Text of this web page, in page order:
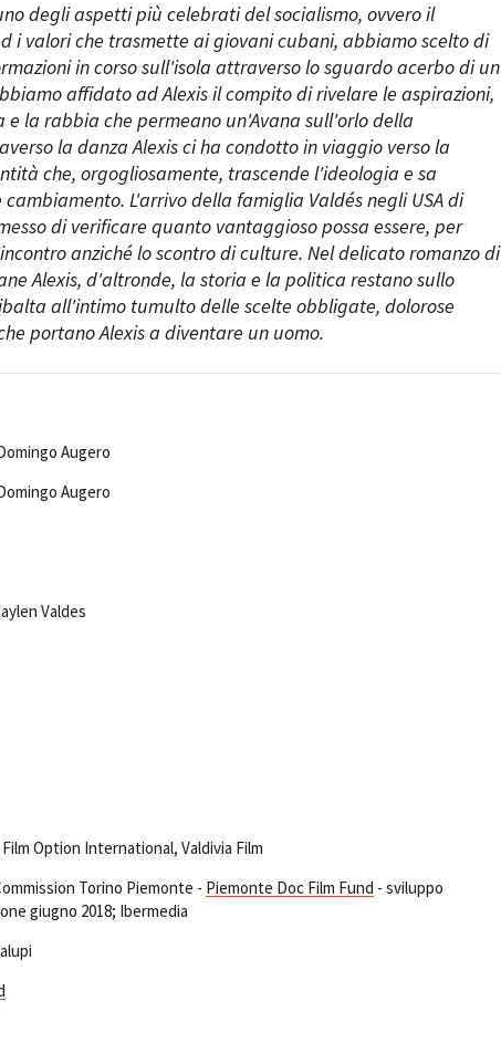
degli aspetti più celebrati del socialismo, ovvero il
i valori che trasmette ai giovani cubani, abbiamo scelto di
in corso sull'isola attraverso lo sguardo acerbo di un
affidato ad Alexis il compito di rivelare le aspirazioni,
e la rabbia che permeano un'Avana sull'orlo della
la danza Alexis ci ha condotto in viaggio verso la
che, orgogliosamente, trascende l'ideologia e sa
L'arrivo della famiglia Valdés negli USA di
di verificare quanto vantaggioso possa essere, per
anziché lo scontro di culture. Nel delicato romanzo di
Alexis, d'altronde, la storia e la politica restano sullo
all'intimo tumulto delle scelte obbligate, dolorose
portano Alexis a diventare un uomo.
Augero
Augero
Valdes
Option International, Valdivia Film
Torino Piemonte - Piemonte Doc Film Fund - sviluppo
giugno 2018; Ibermedia